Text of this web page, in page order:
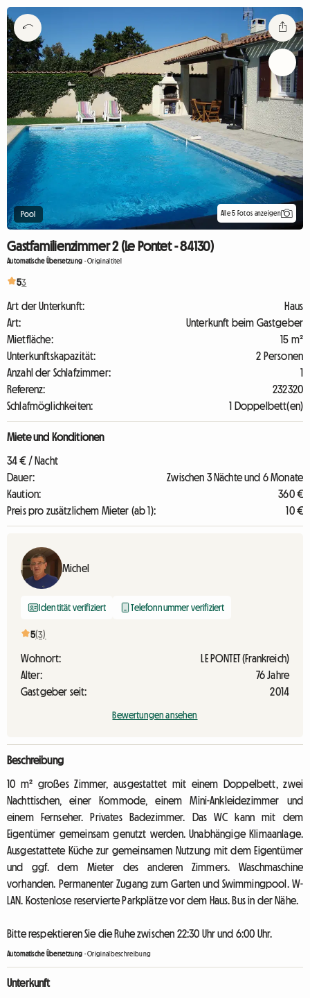
Pool Alle 5 Fotos anzeigen
Gastfamilienzimmer 2 (Le Pontet - 84130)
Automatische Übersetzung -Originaltitel
53
Art der Unterkunft:
Haus
Art:
Unterkunft beim Gastgeber
Mietfläche:
15 m²
Unterkunftskapazität:
2 Personen
Anzahl der Schlafzimmer:
1
Referenz:
232320
Schlafmöglichkeiten:
1 Doppelbett(en)
Miete und Konditionen
34 € / Nacht
Dauer:
Zwischen 3 Nächte und 6 Monate
Kaution:
360 €
Preis pro zusätzlichem Mieter (ab 1):
10 €
Michel
Identität verifiziert Telefonnummer verifiziert
5(3)
Wohnort:
LE PONTET (Frankreich)
Alter:
76 Jahre
Gastgeber seit:
2014
Bewertungen ansehen
Beschreibung
10 m² großes Zimmer, ausgestattet mit einem Doppelbett, zwei
Nachttischen, einer Kommode, einem Mini-Ankleidezimmer und
einem Fernseher. Privates Badezimmer. Das WC kann mit dem
Eigentümer gemeinsam genutzt werden. Unabhängige Klimaanlage.
Ausgestattete Küche zur gemeinsamen Nutzung mit dem Eigentümer
und ggf. dem Mieter des anderen Zimmers. Waschmaschine
vorhanden. Permanenter Zugang zum Garten und Swimmingpool. W-
LAN. Kostenlose reservierte Parkplätze vor dem Haus. Bus in der Nähe.
Bitte respektieren Sie die Ruhe zwischen 22:30 Uhr und 6:00 Uhr.
Automatische Übersetzung -Originalbeschreibung
Unterkunft